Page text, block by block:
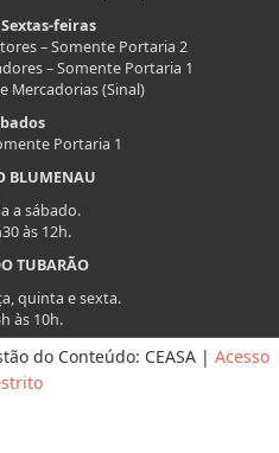
feiras
– Somente Portaria 2
– Somente Portaria 1
Mercadorias (Sinal)
Portaria 1
BLUMENAU
a sábado.
às 12h.
TUBARÃO
quinta e sexta.
às 10h.
do Conteúdo: CEASA | Acesso